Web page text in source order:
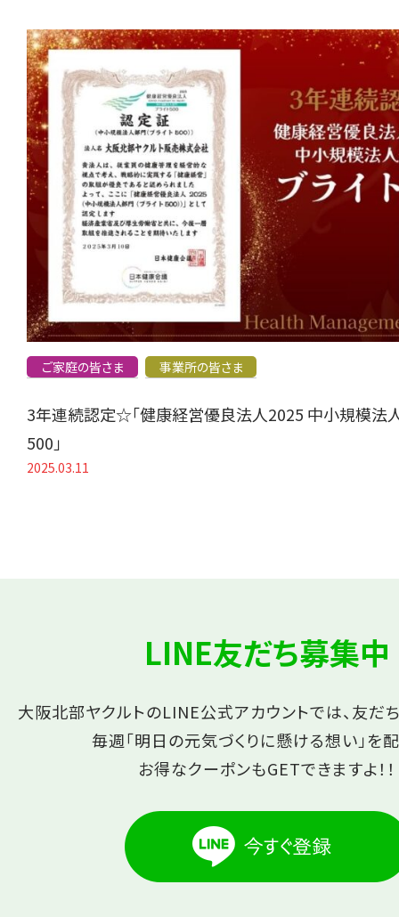
ご家庭の皆さま 事業所の皆さま
3年連続認定☆「健康経営優良法人2025 中小規模法
500」
2025.03.11
LINE友だち募集中
大阪北部ヤクルトのLINE公式アカウントでは、友だ
毎週「明日の元気づくりに懸ける想い」を
お得なクーポンもGETできますよ！！